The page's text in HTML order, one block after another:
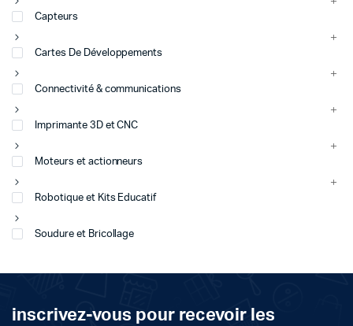
Capteurs
Cartes De Développements
Connectivité & communications
Imprimante 3D et CNC
Moteurs et actionneurs
Robotique et Kits Educatif
Soudure et Bricollage
inscrivez-vous pour recevoir les